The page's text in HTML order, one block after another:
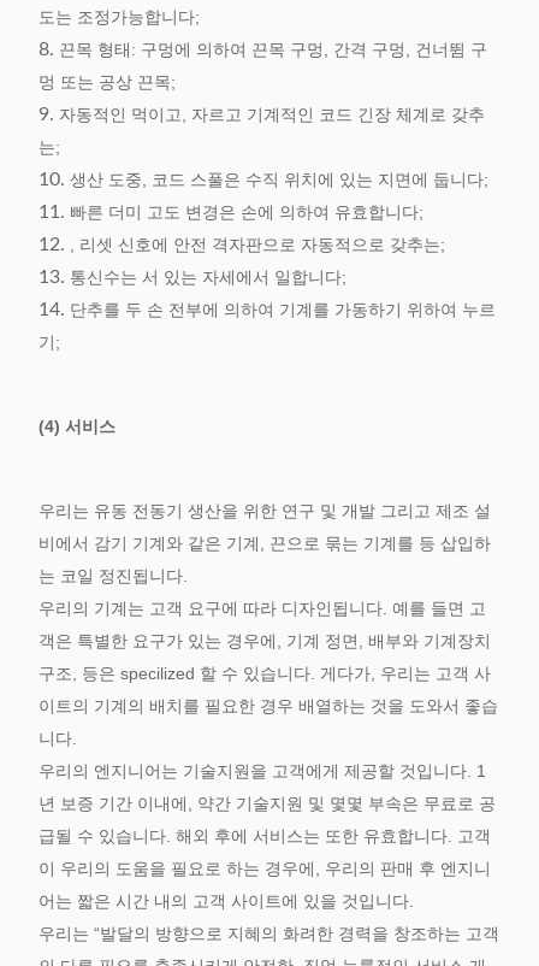
도는 조정가능합니다;
8. 끈목 형태: 구멍에 의하여 끈목 구멍, 간격 구멍, 건너뜀 구
멍 또는 공상 끈목;
9. 자동적인 먹이고, 자르고 기계적인 코드 긴장 체계로 갖추
는;
10. 생산 도중, 코드 스풀은 수직 위치에 있는 지면에 둡니다;
11. 빠른 더미 고도 변경은 손에 의하여 유효합니다;
12.
, 리셋 신호에 안전 격자판으로 자동적으로 갖추는;
13. 통신수는 서 있는 자세에서 일합니다;
14. 단추를 두 손 전부에 의하여 기계를 가동하기 위하여 누르
기;
(4) 서비스
우리는 유동 전동기 생산을 위한 연구 및 개발 그리고 제조 설
비에서 감기 기계와 같은 기계, 끈으로 묶는 기계를 등 삽입하
는 코일 정진됩니다.
우리의 기계는 고객 요구에 따라 디자인됩니다. 예를 들면 고
객은 특별한 요구가 있는 경우에, 기계 정면, 배부와 기계장치
구조, 등은 specilized 할 수 있습니다. 게다가, 우리는 고객 사
이트의 기계의 배치를 필요한 경우 배열하는 것을 도와서 좋습
니다.
우리의 엔지니어는 기술지원을 고객에게 제공할 것입니다. 1
년 보증 기간 이내에, 약간 기술지원 및 몇몇 부속은 무료로 공
급될 수 있습니다. 해외 후에 서비스는 또한 유효합니다. 고객
이 우리의 도움을 필요로 하는 경우에, 우리의 판매 후 엔지니
어는 짧은 시간 내의 고객 사이트에 있을 것입니다.
우리는 “발달의 방향으로 지혜의 화려한 경력을 창조하는 고객